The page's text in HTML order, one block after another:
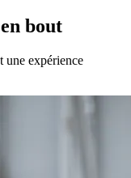
bout
une expérience